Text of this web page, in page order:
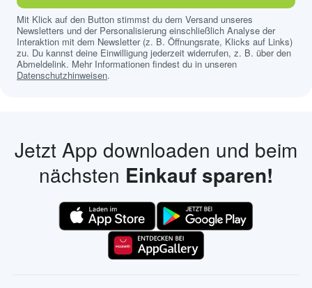
Mit Klick auf den Button stimmst du dem Versand unseres
Newsletters und der Personalisierung einschließlich Analyse der
Interaktion mit dem Newsletter (z. B. Öffnungsrate, Klicks auf Links)
zu. Du kannst deine Einwilligung jederzeit widerrufen, z. B. über den
Abmeldelink. Mehr Informationen findest du in unseren
Datenschutzhinweisen.
Jetzt App downloaden und beim
nächsten Einkauf sparen!